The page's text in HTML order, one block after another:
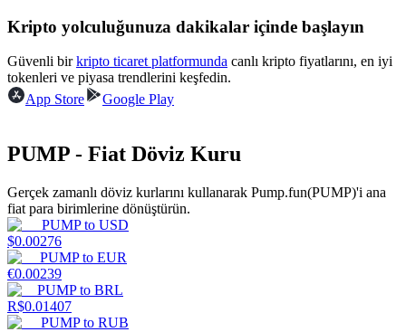
Kazan
Power Piggy
Günlük rekabetçi ödüller kazanın
Kripto yolculuğunuza dakikalar içinde başlayın
Güvenli birkripto ticaret platformunda canlı kripto fiyatlarını, en iyi
tokenleri ve piyasa trendlerini keşfedin.
App Store
Google Play
PUMP - Fiat Döviz Kuru
Gerçek zamanlı döviz kurlarını kullanarak Pump.fun(PUMP)'i ana
fiat para birimlerine dönüştürün.
PUMPto USD
$0.00276
PUMPto EUR
€0.00239
PUMPto BRL
R$0.01407
PUMPto RUB